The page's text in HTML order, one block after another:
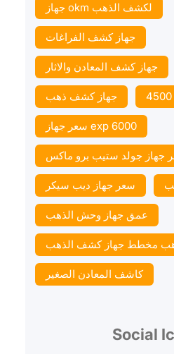
جهاز okm لكشف الذهب
جهاز كشف الفراغات
جهاز كشف المعادن والاثار
جهاز كشف ذهب
سعر جهاز exp 6000
جهاز جولد ستيب برو ماكس
سعر جهاز ديب سيكر
عمق جهاز وحش الذهب
مخطط جهاز كشف الذهب
كاشف المعادن الصغير
Social